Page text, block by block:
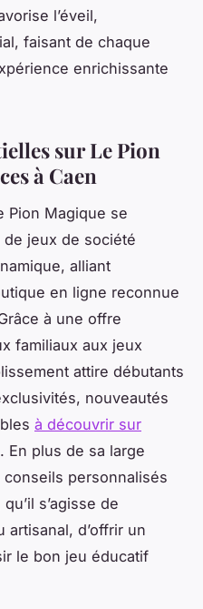
l’éveil,
faisant de chaque
enrichissante
sur Le Pion
à Caen
Pion Magique se
jeux de société
alliant
en ligne reconnue
à une offre
familiaux aux jeux
attire débutants
nouveautés
à découvrir sur
En plus de sa large
personnalisés
s’agisse de
d’offrir un
le bon jeu éducatif